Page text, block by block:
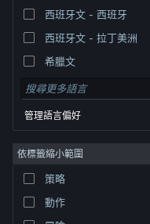
權人在美國與其它國家（地區）之財產。
Cookie
西班牙文 - 西班牙
西班牙文 - 拉丁美洲
希臘文
管理語言偏好
依標籤縮小範圍
策略
動作